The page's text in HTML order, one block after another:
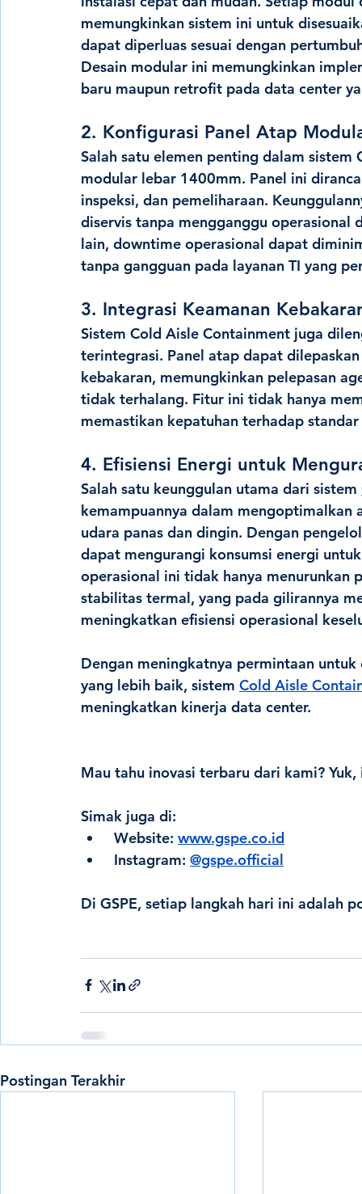
memungkinkan sistem ini untuk
dapat diperluas sesuai dengan
Desain modular ini memungkinkan
baru maupun retrofit pada data center
2. Konfigurasi Panel Atap
Salah satu elemen penting dalam
modular lebar 1400mm. Panel ini
inspeksi, dan pemeliharaan.
diservis tanpa mengganggu operasional
lain, downtime operasional dapat
tanpa gangguan pada layanan TI yang
3. Integrasi Keamanan
Sistem Cold Aisle Containment juga
terintegrasi. Panel atap dapat
kebakaran, memungkinkan pelepasan
tidak terhalang. Fitur ini tidak hanya
memastikan kepatuhan terhadap
4. Efisiensi Energi untuk
Salah satu keunggulan utama dari sistem
kemampuannya dalam mengoptimalkan
udara panas dan dingin. Dengan
dapat mengurangi konsumsi energi
operasional ini tidak hanya
stabilitas termal, yang pada gilirannya
meningkatkan efisiensi operasional
Dengan meningkatnya permintaan
yang lebih baik, sistem Cold Aisle
meningkatkan kinerja data center.
Mau tahu inovasi terbaru dari kami?
Simak juga di:
Website: www.gspe.co.id
Instagram: @gspe.official
Di GSPE, setiap langkah hari ini adalah
Postingan Terakhir